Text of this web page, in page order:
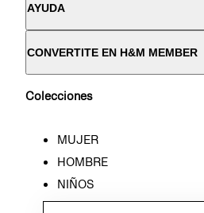
AYUDA
CONVERTITE EN H&M MEMBER
Colecciones
MUJER
HOMBRE
NIÑOS
HOME